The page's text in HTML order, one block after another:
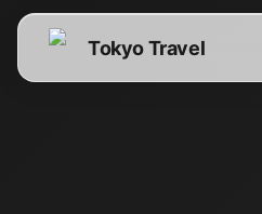
Tokyo Travel